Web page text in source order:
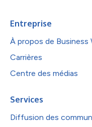
Entreprise
À propos de Business
Carrières
Centre des médias
Services
Diffusion des